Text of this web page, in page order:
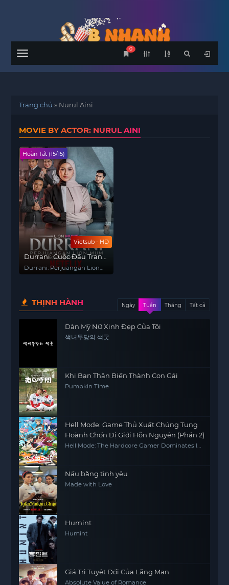
Menu
0
Trang chủ » Nurul Aini
MOVIE BY ACTOR: NURUL AINI
Vietsub - HD
Hoàn Tất (15/15)
Durrani: Cuộc Đấu Tranh
Của Sư Tử Mẹ
Durrani: Perjuangan Lion
THỊNH HÀNH Ngày Tuần Tháng Tất cả
Dàn Mỹ Nữ Xinh Đẹp Của Tôi
색녀무당의 색굿
Khi Bạn Thân Biến Thành Con Gái
Pumpkin Time
Hell Mode: Game Thủ Xuất Chúng Tung
Hoành Chốn Dị Giới Hỗn Nguyên (Phần 2)
Hell Mode: The Hardcore Gamer Dominates In
Nấu bằng tình yêu
Made with Love
Humint
Humint
Giá Trị Tuyệt Đối Của Lãng Mạn
Absolute Value of Romance